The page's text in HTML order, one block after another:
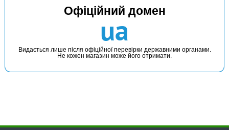
Офіційний домен
ua
Видається лише після офіційної перевірки державними органами.
Не кожен магазин може його отримати.